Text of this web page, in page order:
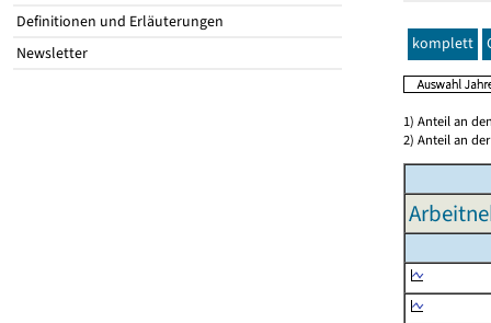
Definitionen und Erläuterungen
Newsletter
komplett
1) Anteil an
2) Anteil an